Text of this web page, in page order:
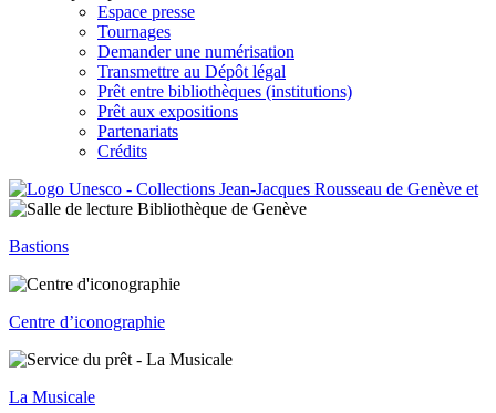
Espace presse
Tournages
Demander une numérisation
Transmettre au Dépôt légal
Prêt entre bibliothèques (institutions)
Prêt aux expositions
Partenariats
Crédits
Bastions
Centre d’iconographie
La Musicale